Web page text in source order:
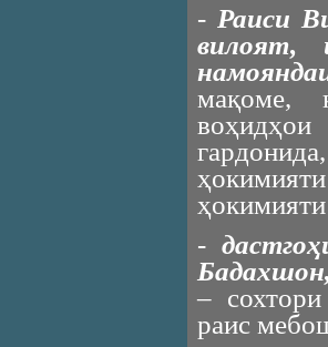
- Раиси
мақоме,
-
–
раис